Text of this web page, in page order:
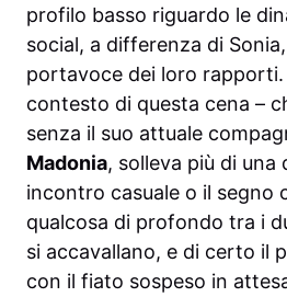
profilo basso riguardo le
social, a differenza di
portavoce dei loro
contesto di questa cena –
senza il suo attuale
Madonia, solleva più di una
incontro casuale o il segno
qualcosa di profondo tra i
si accavallano, e di certo il
con il fiato sospeso in